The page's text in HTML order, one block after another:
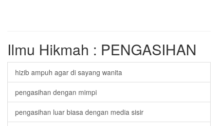
Ilmu Hikmah : PENGASIHAN
hizib ampuh agar di sayang wanita
pengasihan dengan mimpi
pengasihan luar biasa dengan media sisir